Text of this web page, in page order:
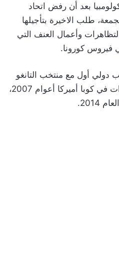
بعد أن رفض اتحاد
طلب الاخيرة بتأجيلها
وأعمال العنف التي
فيروس كورونا.
أول مع منتخب التانغو
بعد أن حل وصيف ا ثلاث مرات في كوبا أميركا أعوام 2007،